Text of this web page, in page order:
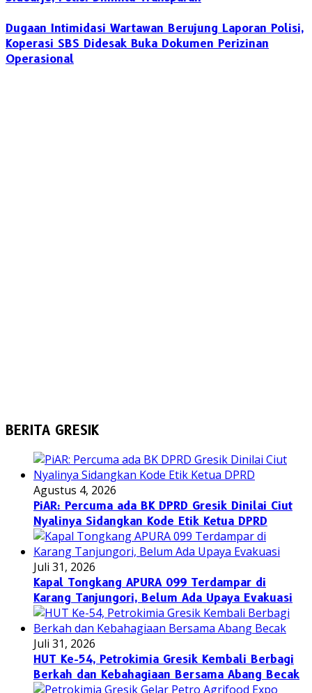
Dugaan Intimidasi Wartawan Berujung Laporan Polisi,
Koperasi SBS Didesak Buka Dokumen Perizinan
Operasional
BERITA GRESIK
Agustus 4, 2026
PiAR: Percuma ada BK DPRD Gresik Dinilai Ciut
Nyalinya Sidangkan Kode Etik Ketua DPRD
Juli 31, 2026
Kapal Tongkang APURA 099 Terdampar di
Karang Tanjungori, Belum Ada Upaya Evakuasi
Juli 31, 2026
HUT Ke-54, Petrokimia Gresik Kembali Berbagi
Berkah dan Kebahagiaan Bersama Abang Becak